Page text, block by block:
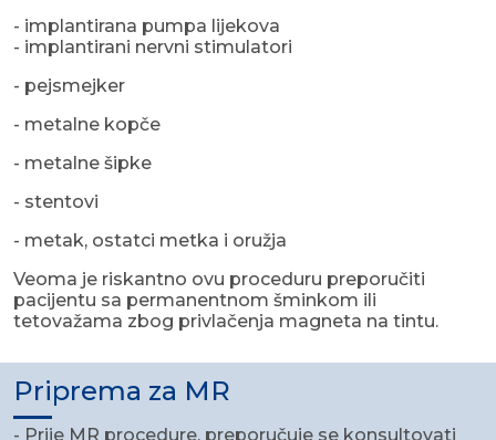
- implantirana pumpa lijekova
- implantirani nervni stimulatori
- pejsmejker
- metalne kopče
- metalne šipke
- stentovi
- metak, ostatci metka i oružja
Veoma je riskantno ovu proceduru preporučiti
pacijentu sa permanentnom šminkom ili
tetovažama zbog privlačenja magneta na tintu.
Priprema za MR
- Prije MR procedure, preporučuje se konsultovati